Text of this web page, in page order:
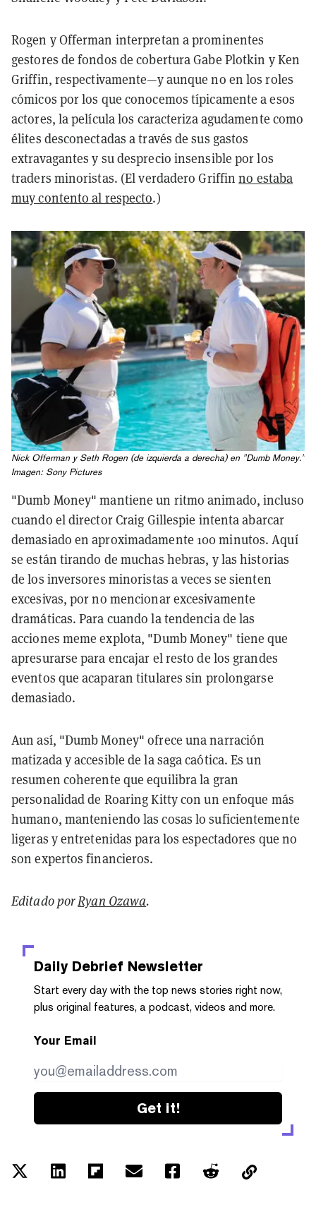
Rogen y Offerman interpretan a prominentes
gestores de fondos de cobertura Gabe Plotkin y Ken
Griffin, respectivamente—y aunque no en los roles
cómicos por los que conocemos típicamente a esos
actores, la película los caracteriza agudamente como
élites desconectadas a través de sus gastos
extravagantes y su desprecio insensible por los
traders minoristas. (El verdadero Griffinno estaba
muy contento al respecto.)
Nick Offerman y Seth Rogen (de izquierda a derecha) en "Dumb Money."
Imagen: Sony Pictures
"Dumb Money" mantiene un ritmo animado, incluso
cuando el director Craig Gillespie intenta abarcar
demasiado en aproximadamente 100 minutos. Aquí
se están tirando de muchas hebras, y las historias
de los inversores minoristas a veces se sienten
excesivas, por no mencionar excesivamente
dramáticas. Para cuando la tendencia de las
acciones meme explota, "Dumb Money" tiene que
apresurarse para encajar el resto de los grandes
eventos que acaparan titulares sin prolongarse
demasiado.
Aun así, "Dumb Money" ofrece una narración
matizada y accesible de la saga caótica. Es un
resumen coherente que equilibra la gran
personalidad de Roaring Kitty con un enfoque más
humano, manteniendo las cosas lo suficientemente
ligeras y entretenidas para los espectadores que no
son expertos financieros.
Editado porRyan Ozawa.
Daily Debrief Newsletter
Start every day with the top news stories right now,
plus original features, a podcast, videos and more.
Your Email
Get it!